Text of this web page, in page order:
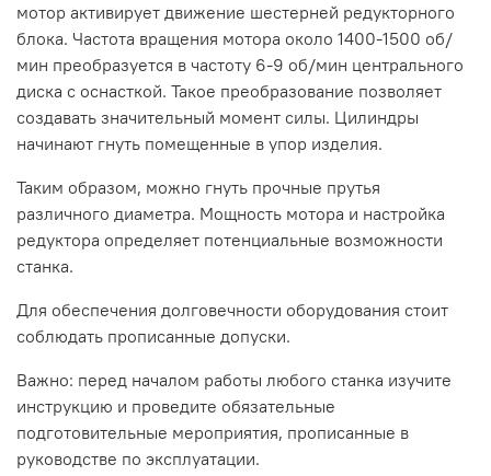
мотор активирует движение шестерней редукторного
блока. Частота вращения мотора около 1400-1500 об/
мин преобразуется в частоту 6-9 об/мин центрального
диска с оснасткой. Такое преобразование позволяет
создавать значительный момент силы. Цилиндры
начинают гнуть помещенные в упор изделия.
Таким образом, можно гнуть прочные прутья
различного диаметра. Мощность мотора и настройка
редуктора определяет потенциальные возможности
станка.
Для обеспечения долговечности оборудования стоит
соблюдать прописанные допуски.
Важно: перед началом работы любого станка изучите
инструкцию и проведите обязательные
подготовительные мероприятия, прописанные в
руководстве по эксплуатации.